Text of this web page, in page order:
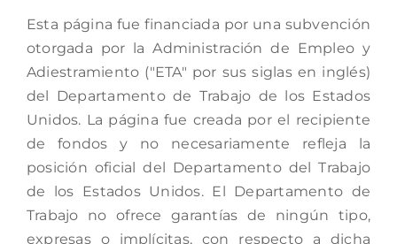
Esta página fue financiada por una subvención
otorgada por la Administración de Empleo y
Adiestramiento ("ETA" por sus siglas en inglés)
del Departamento de Trabajo de los Estados
Unidos. La página fue creada por el recipiente
de fondos y no necesariamente refleja la
posición oficial del Departamento del Trabajo
de los Estados Unidos. El Departamento de
Trabajo no ofrece garantías de ningún tipo,
expresas o implícitas, con respecto a dicha